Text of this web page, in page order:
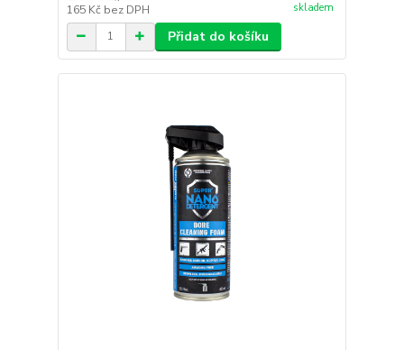
165 Kč bez DPH skladem
Přidat do košíku